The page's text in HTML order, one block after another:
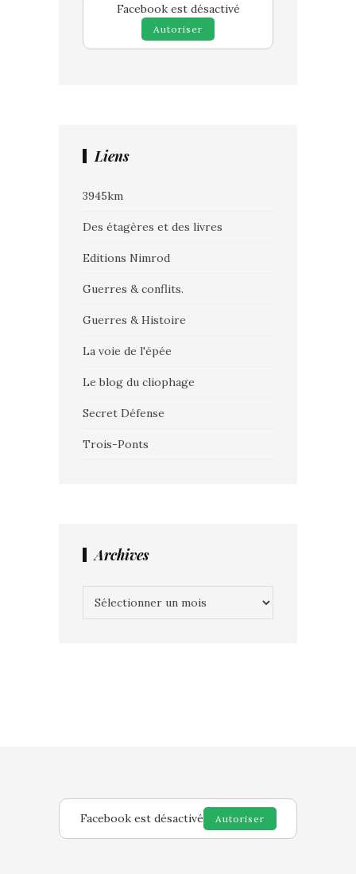
Facebook est désactivé
Autoriser
Liens
3945km
Des étagères et des livres
Editions Nimrod
Guerres & conflits.
Guerres & Histoire
La voie de l'épée
Le blog du cliophage
Secret Défense
Trois-Ponts
Archives
Facebook est désactivé Autoriser